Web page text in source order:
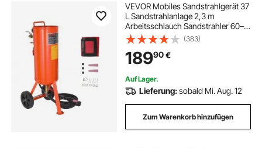
VEVOR Mobiles Sandstrahlgerät 37
L Sandstrahlanlage 2,3 m
Arbeitsschlauch Sandstrahler 60–
110 PSI Arbeitsdruck ideal zum
Entfernen von Rost, Farbe, Flecken
und das Polieren großer Flächen
(383)
18990€
Auf Lager.
Lieferung:sobald Mi. Aug. 12
Zum Warenkorb hinzufügen